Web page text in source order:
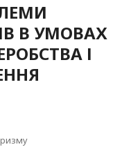
В УМОВАХ
І